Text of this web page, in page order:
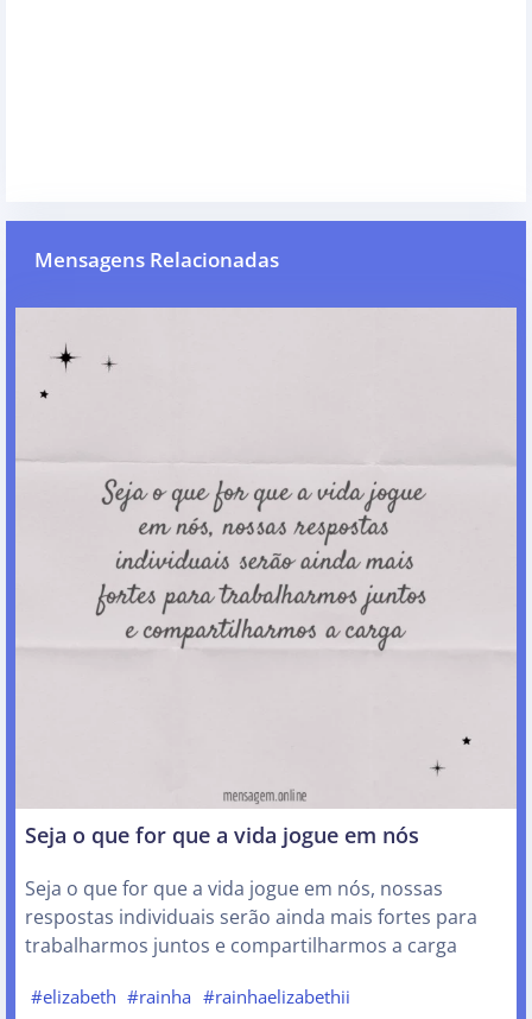
Mensagens Relacionadas
Seja o que for que a vida jogue em nós
Seja o que for que a vida jogue em nós, nossas
respostas individuais serão ainda mais fortes para
trabalharmos juntos e compartilharmos a carga
#elizabeth #rainha #rainhaelizabethii